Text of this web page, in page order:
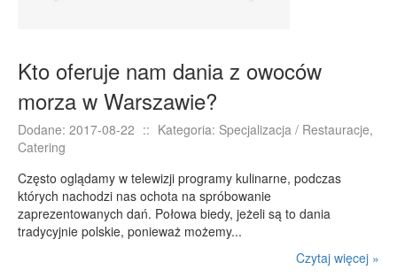
Kto oferuje nam dania z owoców
morza w Warszawie?
Dodane: 2017-08-22 :: Kategoria: Specjalizacja / Restauracje,
Catering
Często oglądamy w telewizji programy kulinarne, podczas
których nachodzi nas ochota na spróbowanie
zaprezentowanych dań. Połowa biedy, jeżeli są to dania
tradycyjnie polskie, ponieważ możemy...
Czytaj więcej »